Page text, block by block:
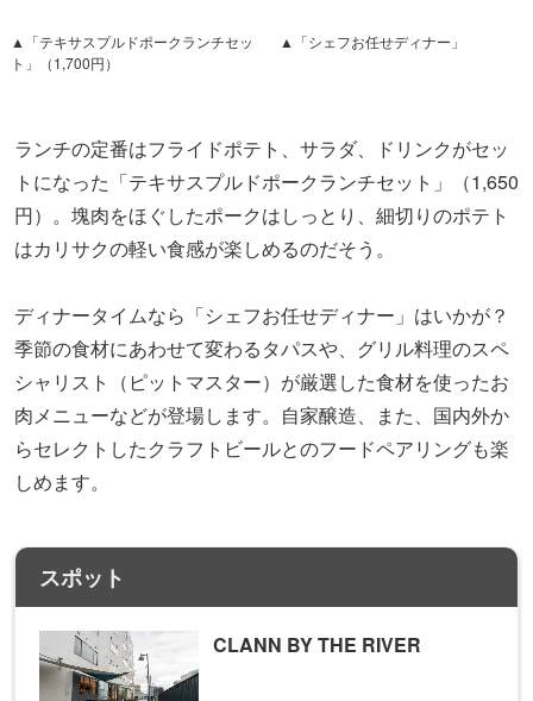
▲「テキサスプルドポークランチセッ
ト」（1,700円）
▲「シェフお任せディナー」
ランチの定番はフライドポテト、サラダ、ドリンクがセッ
トになった「テキサスプルドポークランチセット」（1,650
円）。塊肉をほぐしたポークはしっとり、細切りのポテト
はカリサクの軽い食感が楽しめるのだそう。
ディナータイムなら「
肉メニューなどが登場します。自家醸造、また、国内外か
らセレクトしたクラフトビールとのフードペアリングも楽
しめます。